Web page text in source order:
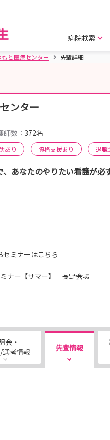
病院検索
と医療センター 先輩詳細
ンター
師数： 372名
あり 資格支援あり 退職
あなたのやりたい看護が必
セミナーはこちら
ナー【サマー】 長野会場
会・
選考情報
先輩情報